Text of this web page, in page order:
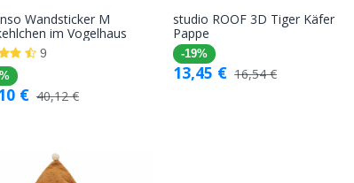
In den
Warenkorb
Wandsticker M
im Vogelhaus
9
€ 40,12€
In den
studio ROOF 3D Tiger Käfer
Pappe
-19%
13,45 € 16,54€